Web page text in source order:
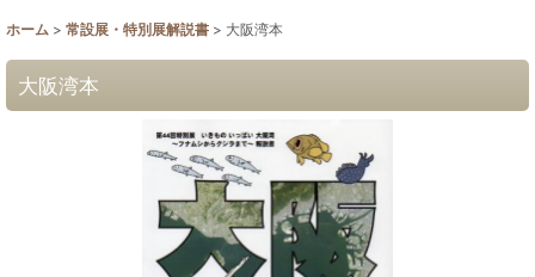
ホーム > 常設展・特別展解説書 > 大阪湾本
大阪湾本